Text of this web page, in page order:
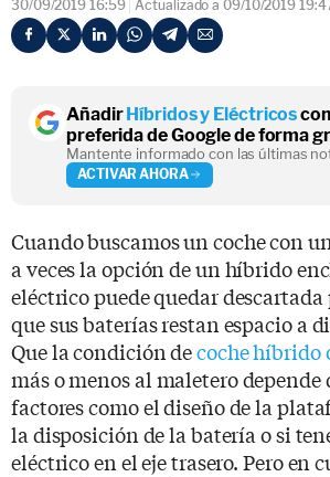
30/09/2019 16:59 Actualizado a 09/10/2019
AñadirHíbridos y Eléctricos
preferida de Google de forma
Mantente informado con las últimas
ACTIVAR AHORA
Cuando buscamos un coche con
a veces la opción de un híbrido
eléctrico puede quedar descartada
que sus baterías restan espacio a
Que la condición decoche híbrido
más o menos al maletero depende
factores como el diseño de la
la disposición de la batería o si
eléctrico en el eje trasero. Pero en